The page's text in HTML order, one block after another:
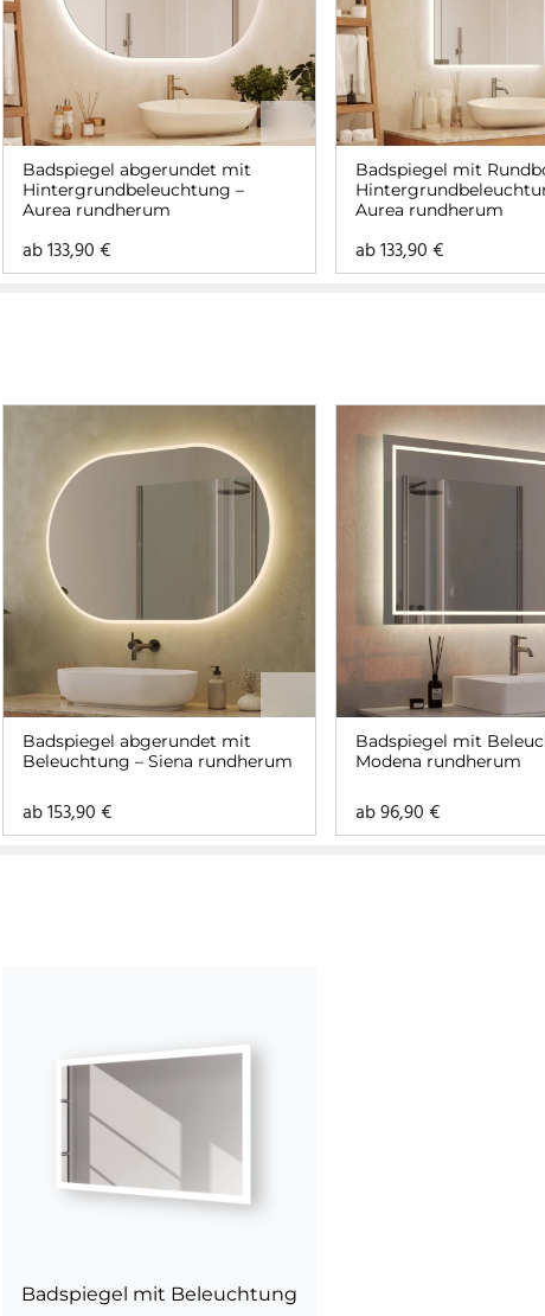
Badspiegel abgerundet mit
Hintergrundbeleuchtung –
Aurea rundherum
ab133,90€
Badspiegel mit
Aurea rundherum
ab133,90€
Badspiegel abgerundet mit
Beleuchtung – Siena rundherum
ab153,90€
Badspiegel mit
Modena rundherum
ab96,90€
Badspiegel mit Beleuchtung